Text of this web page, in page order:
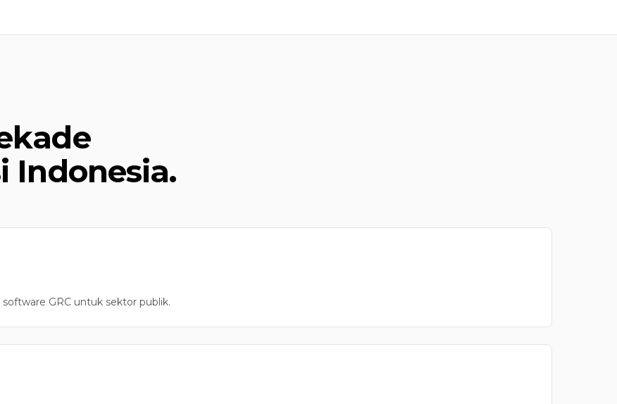
Indonesia.
GRC untuk sektor publik.